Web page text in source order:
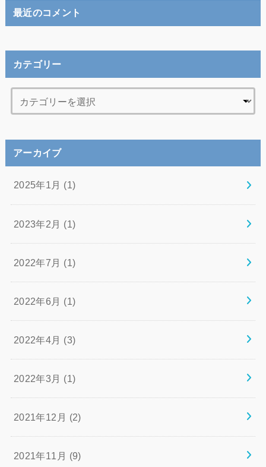
最近のコメント
カテゴリー
アーカイブ
2025年1月 (1)
2023年2月 (1)
2022年7月 (1)
2022年6月 (1)
2022年4月 (3)
2022年3月 (1)
2021年12月 (2)
2021年11月 (9)